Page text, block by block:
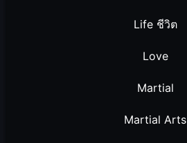
Life ชีวิต
Love
Martial
Martial Arts